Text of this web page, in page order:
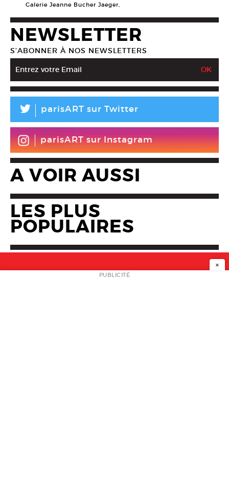
Galerie Jeanne Bucher Jaeger,
NEWSLETTER
S’ABONNER À NOS NEWSLETTERS
L parisART sur Twitter
parisART sur Instagram
A VOIR AUSSI
LES PLUS
POPULAIRES
NEWSLETTER
×
PUBLICITÉ